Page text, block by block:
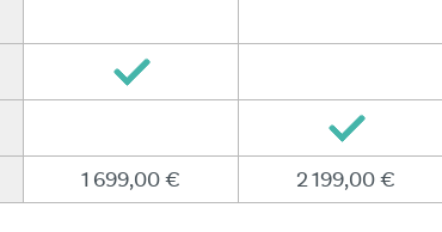
1 699,00 € 2 199,00 €